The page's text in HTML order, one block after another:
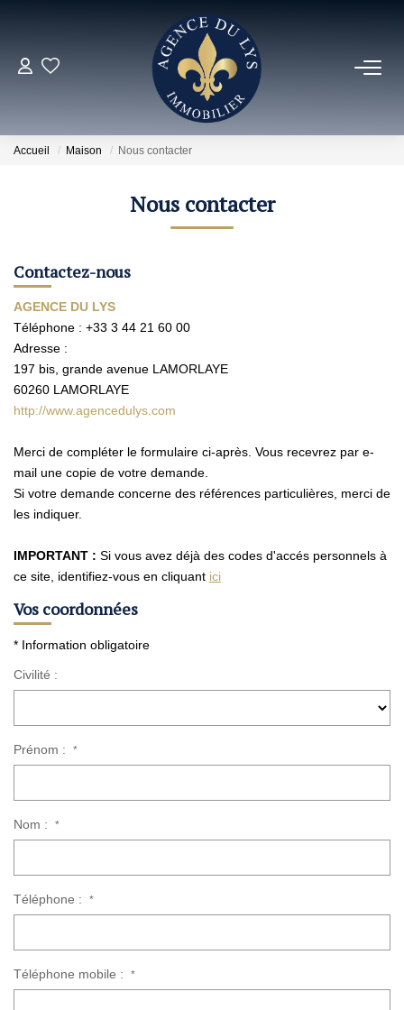
ACHETER
Louer
NOS NOUVEAUTÉS
NOS AGENCES
Avis Clients
Actualités
ALERTE IMMO
Accueil Maison Nous contacter
Nous contacter
Contactez-nous
AGENCE DU LYS
Téléphone : +33 3 44 21 60 00
Adresse :
197 bis, grande avenue LAMORLAYE
60260 LAMORLAYE
http://www.agencedulys.com
Merci de compléter le formulaire ci-après. Vous recevrez par e-
mail une copie de votre demande.
Si votre demande concerne des références particulières, merci de
les indiquer.
IMPORTANT : Si vous avez déjà des codes d'accés personnels à
ce site, identifiez-vous en cliquant ici
Vos coordonnées
* Information obligatoire
Civilité :
Prénom : *
Nom : *
Téléphone : *
Téléphone mobile : *